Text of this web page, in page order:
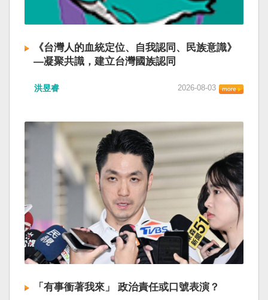
《台灣人的血統定位、自我認同、民族意識》
—凝聚共識，建立台灣國族認同
洪昱睿 2026-08-03
「有事衝著我來」 政治責任或口號表演？